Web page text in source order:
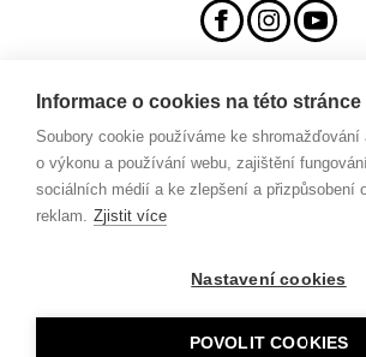
Veřejný sál Hraničář,
Prokopa Diviše 1812/7
400 01 Ústí nad Labem
T: +420 776 448 308
Zásady zpracování osobních
Obchodní podmínky pro prodej
Všeobecné obchodní
Informace o cookies na této stránce
Soubory cookie používáme ke
o výkonu a používání webu, zajištění
sociálních médií a ke zlepšení a přizpůsobení
reklam. Zjistit více
Nastavení cookies
POVOLIT COOKIES